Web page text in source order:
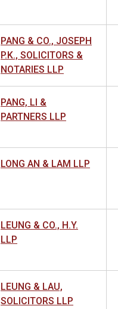
PANG & CO., JOSEPH
P.K., SOLICITORS &
NOTARIES LLP
PANG, LI &
PARTNERS LLP
LONG AN & LAM LLP
LEUNG & CO., H.Y.
LLP
LEUNG & LAU,
SOLICITORS LLP